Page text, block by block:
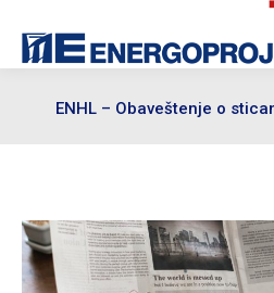
ENHL – Obaveštenje o